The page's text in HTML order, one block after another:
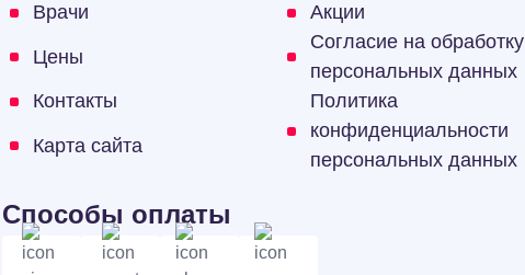
Врачи
Цены
Контакты
Карта сайта
Акции
Согласие на обработку
персональных данных
Политика
конфиденциальности
персональных данных
Способы оплаты